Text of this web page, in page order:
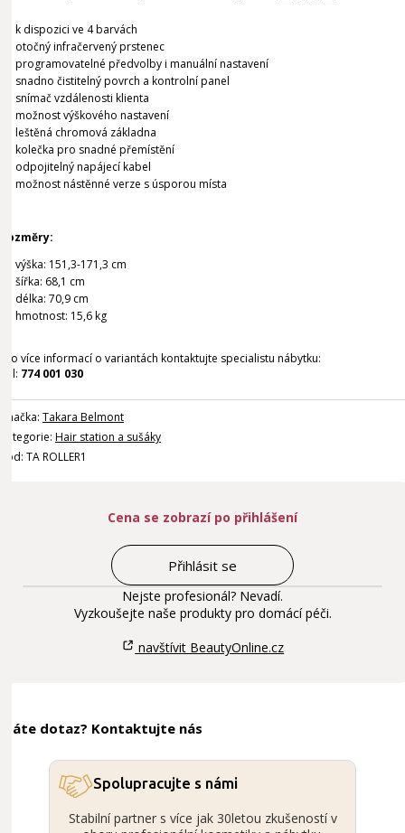
k dispozici ve 4 barvách
otočný infračervený prstenec
programovatelné předvolby i manuální nastavení
snadno čistitelný povrch a kontrolní panel
snímač vzdálenosti klienta
možnost výškového nastavení
leštěná chromová základna
kolečka pro snadné přemístění
odpojitelný napájecí kabel
možnost nástěnné verze s úsporou místa
Rozměry:
výška: 151,3-171,3 cm
šířka: 68,1 cm
délka: 70,9 cm
hmotnost: 15,6 kg
Pro více informací o variantách kontaktujte specialistu nábytku:
Tel: 774 001 030
Značka: Takara Belmont
Kategorie: Hair station a sušáky
Kód: TA ROLLER1
Cena se zobrazí po přihlášení
Přihlásit se
Nejste profesionál? Nevadí.
Vyzkoušejte naše produkty pro domácí péči.
navštívit BeautyOnline.cz
Máte dotaz? Kontaktujte nás
Spolupracujte s námi
Stabilní partner s více jak 30letou zkušeností v